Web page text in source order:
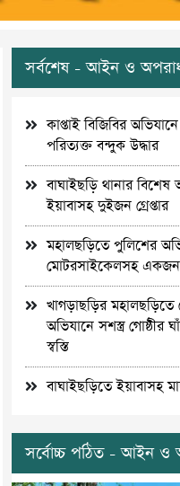
সর্বশেষ - আইন ও
কাপ্তাই বিজিবির
পরিত্যক্ত বন্দুক উদ্ধার
বাঘাইছড়ি থানার
ইয়াবাসহ দুইজন গ্রেপ্তার
মহালছড়িতে পুলিশের
মোটরসাইকেলসহ
খাগড়াছড়ির মহালছড়িতে
অভিযানে সশস্ত্র গোষ্ঠীর
স্বস্তি
বাঘাইছড়িতে ইয়াবাসহ
সর্বোচ্চ পঠিত - আইন ও